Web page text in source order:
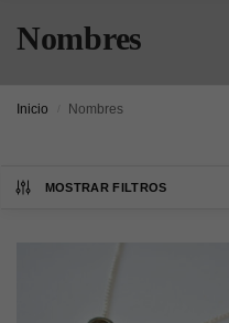
Nombres
Inicio Nombres
MOSTRAR FILTROS